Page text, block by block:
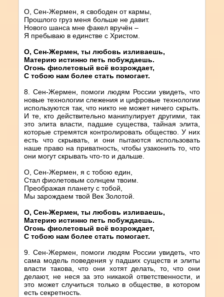
О, Сен-Жермен, я свободен от кармы,
Прошлого груз меня больше не давит.
Нового шанса мне факел вручён –
Я пребываю в единстве с Христом.
О, Сен-Жермен, ты любовь изливаешь,
Материю истинно петь побуждаешь.
Огонь фиолетовый всё возрождает,
С тобою нам более стать помогает.
8. Сен-Жермен, помоги людям России увидеть, что
новые технологии слежения и цифровые технологии
используются так, что никто не может ничего скрыть.
И те, кто действительно манипулирует другими, так
это элита власти, падшие существа, тайная элита,
которые стремятся контролировать общество. У них
есть что скрывать, и они пытаются использовать
наше право на приватность, чтобы узаконить то, что
они могут скрывать что-то и дальше.
О, Сен-Жермен, я с тобою един,
Стал фиолетовым солнцем твоим.
Преображая планету с тобой,
Мы зарождаем твой Век Золотой.
О, Сен-Жермен, ты любовь изливаешь,
Материю истинно петь побуждаешь.
Огонь фиолетовый всё возрождает,
С тобою нам более стать помогает.
9. Сен-Жермен, помоги людям России увидеть, что
сама модель поведения у падших существ и элиты
власти такова, что они хотят делать, то, что они
делают, не неся за это никакой ответственности, и
это может случиться только в обществе, в котором
есть секретность.